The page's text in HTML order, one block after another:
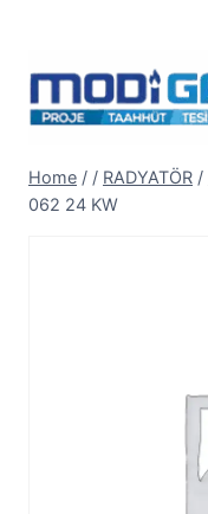
content
Home / / RADYATÖR /
062 24 KW